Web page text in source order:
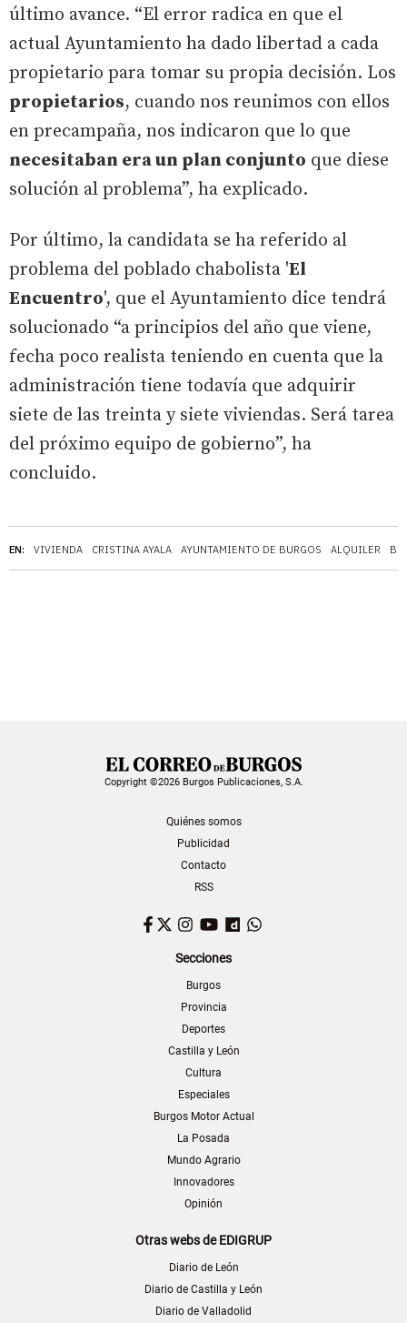
EN: VIVIENDA CRISTINA AYALA AYUNTAMIENTO DE BURGOS ALQUILER
último avance. “El error radica en que el
actual Ayuntamiento ha dado libertad a cada
propietario para tomar su propia decisión. Los
propietarios, cuando nos reunimos con ellos
en precampaña, nos indicaron que lo que
necesitaban era un plan conjunto que diese
solución al problema”, ha explicado.
Por último, la candidata se ha referido al
problema del poblado chabolista 'El
Encuentro', que el Ayuntamiento dice tendrá
solucionado “a principios del año que viene,
fecha poco realista teniendo en cuenta que la
administración tiene todavía que adquirir
siete de las treinta y siete viviendas. Será tarea
del próximo equipo de gobierno”, ha
concluido.
Copyright ©2026 Burgos Publicaciones, S.A.
Quiénes somos
Publicidad
Contacto
RSS
Facebook
TwitterInstagram
YouTubeDailymotion
Secciones
Burgos
Provincia
Deportes
Castilla y León
Cultura
Especiales
Burgos Motor Actual
La Posada
Mundo Agrario
Innovadores
Opinión
Otras webs de EDIGRUP
Diario de León
Diario de Castilla y León
Diario de Valladolid